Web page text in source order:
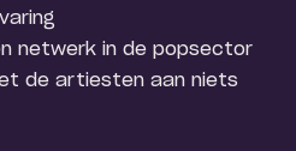
netwerk in de popsector
de artiesten aan niets